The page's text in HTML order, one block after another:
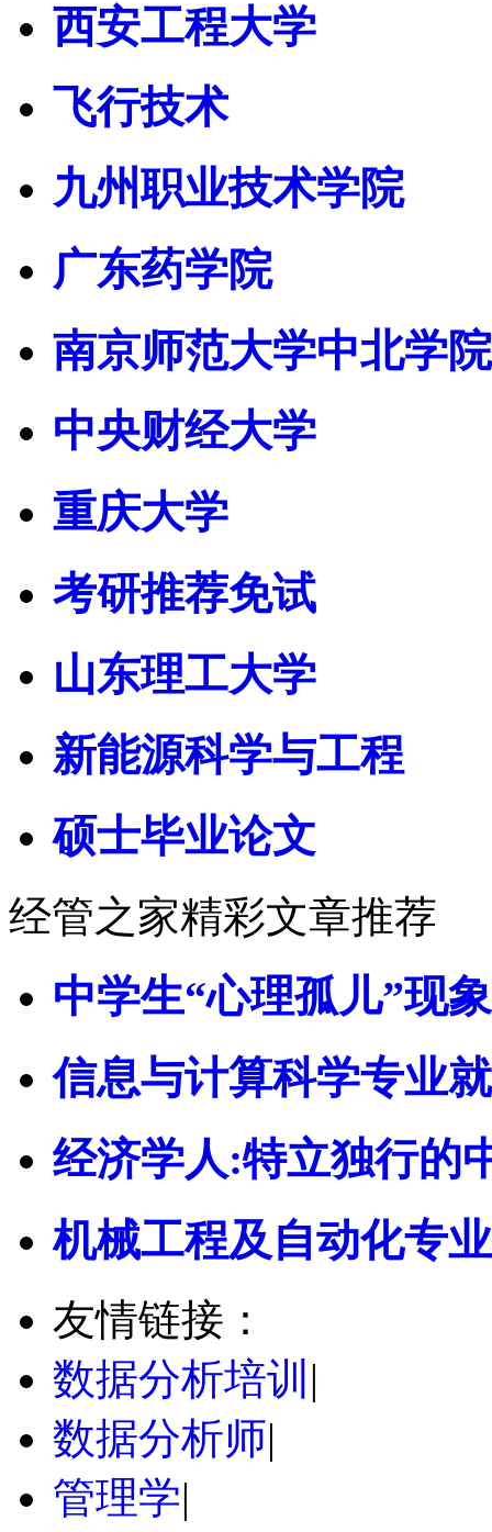
西安工程大学
飞行技术
九州职业技术学院
广东药学院
南京师范大学中北学院
中央财经大学
重庆大学
考研推荐免试
山东理工大学
新能源科学与工程
硕士毕业论文
经管之家精彩文章推荐
中学生“心理孤儿”现
信息与计算科学专业
经济学人:特立独行的
机械工程及自动化专
友情链接：
数据分析培训 |
数据分析师|
管理学|